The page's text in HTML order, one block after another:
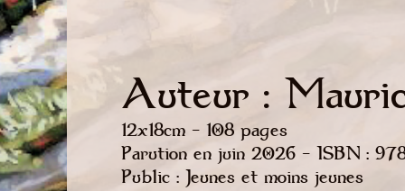
Auteur :
12x18cm - 108 pages
Parution en juin 2026 - ISBN :
Public : Jeunes et moins jeunes